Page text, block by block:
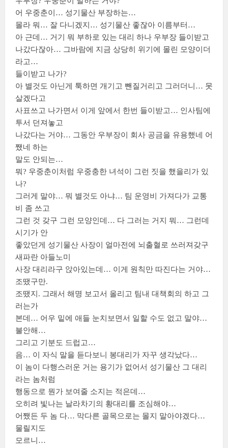
어 우중춘이… 성기물산 부장하는…
몰라 뭐… 잘 다니겠지… 성기물산 좋잖아 이름부터…
아 근데… 거기 뭐 부하로 있는 대리 하나 우부장 들이받고
나갔다잖아… 그바람에 지금 상당히 위기에 몰린 모양이더
라고…
들이받고 나가?
아 별것도 아닌게 툭하면 개기고 뺀질거리고 그러더니… 못
살겠다고
사표쓰고 나가면서 이게 앞에서 한번 들이받고… 인사팀에
투서 던져놓고
나갔다는 거야… 그동안 우부장이 회사 공금을 유용했네 어
쨌네 하는
말도 안되는…
뭐? 우중춘이처럼 우중충한 녀석이 그런 짓을 했을리가 있
나?
그러게 말야… 뭐 별것도 아냐… 팀 운영비 가져다가 교통
비 좀 쓰고
그런 것 갖구 그런 모양인데… 다 그러는 거지 뭐… 그런데
시기가 안
좋았던게 성기물산 사장이 얼마전에 뇌출혈로 쓰러져갖구
새파란 아들노미
사장 대리라구 앉아있는데… 이게 원칙만 따진다는 거야…
조땠구만.
조땠지. 그래서 해명 보고서 올리고 팀내 대책회의 하고 그
러는가
본데… 어우 밑에 애들 눈치보면서 일할 수도 없고 말야…
불안해…
그리고 기분도 드럽고…
음… 이 자식 말을 듣다보니 봉대리가 자꾸 생각났다…
이 놈이 다행스러운 거는 용기가 없어서 성기물산 그 대리
라는 놈처럼
행동으로 뭔가 보여줄 소지는 적은데…
오히려 빛나는 날라차기의 황대리를 조심해야…
어쨌든 두 놈 다… 막다른 골목으로는 몰지 말아야겠다…
물릴지도
모르니…